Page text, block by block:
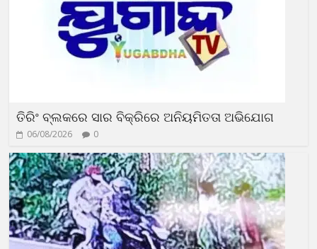
ତିରିଂ ବ୍ଲକରେ ସାର ବିକ୍ରିରେ ଅନିୟମିତତା ଅଭିଯୋଗ
06/08/2026 0